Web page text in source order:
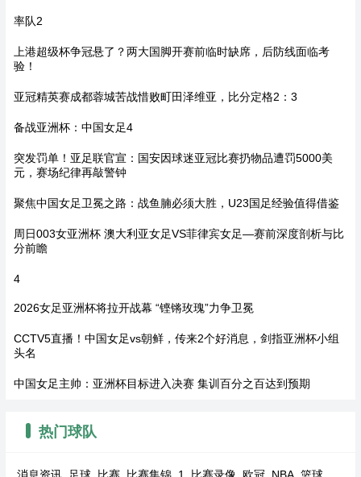
率队2
上港超级杯争冠悬了？两大国脚开赛前临时缺席，后防线面临考
验！
亚冠精英赛成都蓉城苦战惜败町田泽维亚，比分定格2：3
备战亚洲杯：中国女足4
突发罚单！亚足联官宣：国安因球迷亚冠比赛扔物品遭罚5000美
元，赛场纪律再敲警钟
聚焦中国女足卫冕之路：战鱼腩必须大胜，U23国足经验值得借鉴
周日003女亚洲杯 澳大利亚女足VS菲律宾女足—赛前深度剖析与比
分前瞻
4
2026女足亚洲杯将拉开战幕 “铿锵玫瑰”力争卫冕
CCTV5直播！中国女足vs朝鲜，传来2个好消息，剑指亚洲杯小组
头名
中国女足主帅：亚洲杯目标进入决赛 集训百分之百达到预期
热门球队